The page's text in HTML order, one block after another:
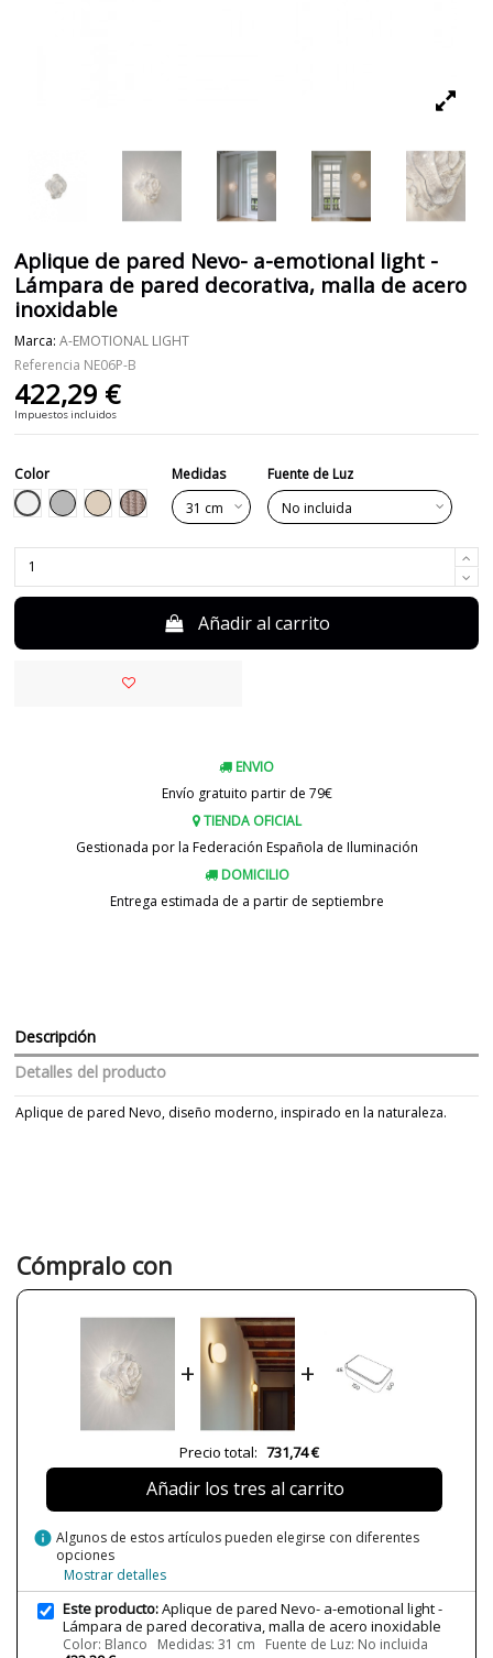
Aplique de pared Nevo- a-emotional light -
Lámpara de pared decorativa, malla de acero
inoxidable
Marca: A-EMOTIONAL LIGHT
Referencia NE06P-B
422,29 €
Impuestos incluidos
Color
Blanco Gris BeigeTopo
Medidas Fuente de Luz
Añadir al carrito
ENVIO
Envío gratuito partir de 79€
TIENDA OFICIAL
Gestionada por la Federación Española de Iluminación
DOMICILIO
Entrega estimada de a partir de septiembre
Descripción
Detalles del producto
Aplique de pared Nevo, diseño moderno, inspirado en la naturaleza.
Topo
Ancho (cm)
28
31
17
a partir de septiembre
230V
Casquillo
E14
G9
Potencia en Vatios
(LED)
Temperatura de Color
2700K (luz cálida)
Cómpralo con
+ +
Precio total: 731,74 €
Añadir los tres al carrito
info Algunos de estos artículos pueden elegirse con diferentes
opciones
Mostrar detalles
Este producto:Aplique de pared Nevo- a-emotional light -
Lámpara de pared decorativa, malla de acero inoxidable
Color: Blanco Medidas: 31 cm Fuente de Luz: No incluida